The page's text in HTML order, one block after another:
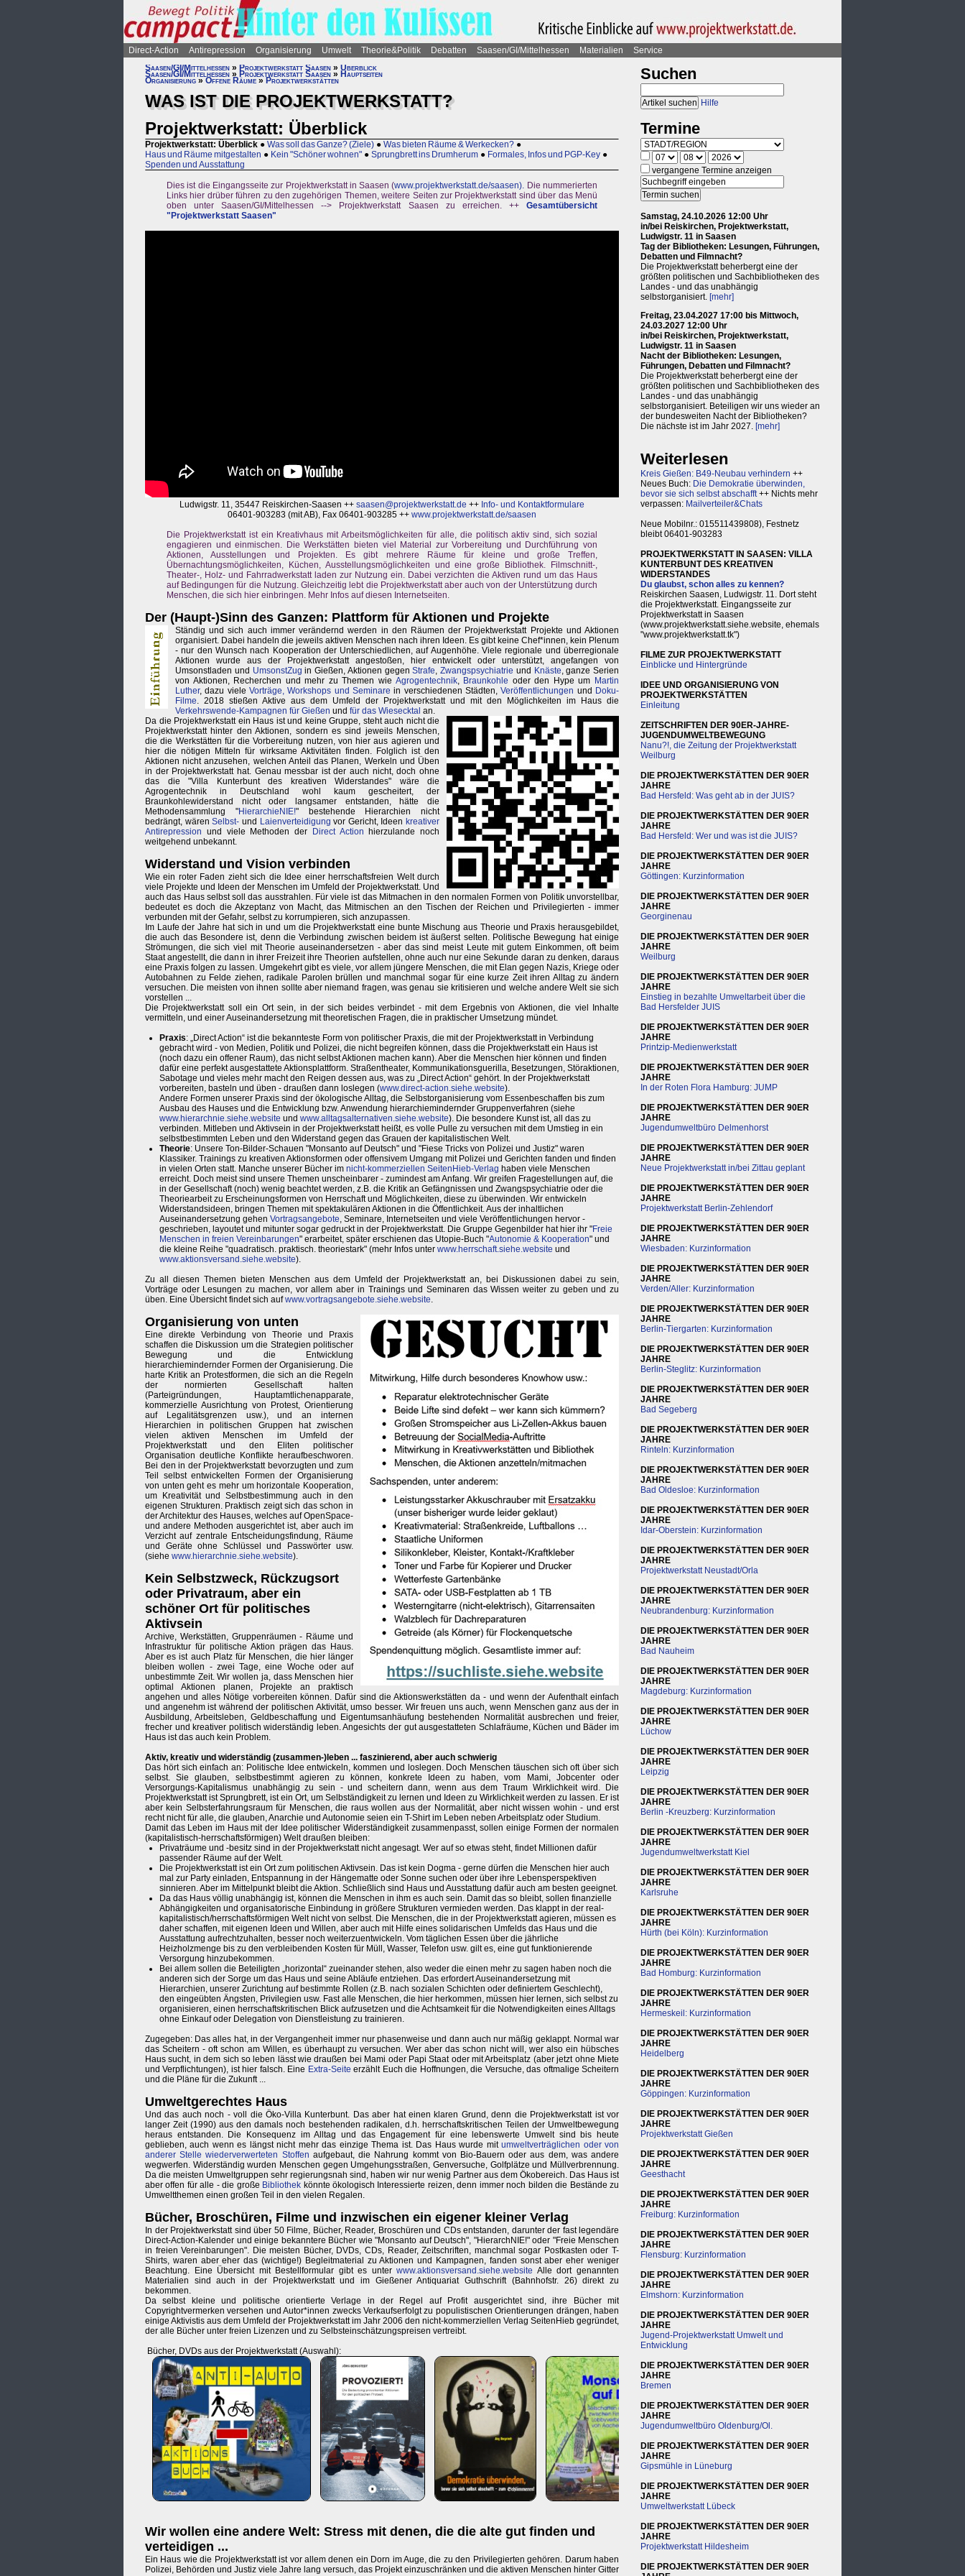
Direct-Action Antirepression Organisierung Umwelt Theorie&Politik Debatten Saasen/GI/Mittelhessen Materialien
Service
Saasen/GI/Mittelhessen » Projektwerkstatt Saasen » Überblick
Saasen/GI/Mittelhessen » Projektwerkstatt Saasen » Hauptseiten
Organisierung » Offene Räume » Projektwerkstätten
WAS IST DIE PROJEKTWERKSTATT?
Projektwerkstatt: Überblick
Projektwerkstatt: Überblick ● Was soll das Ganze? (Ziele) ● Was bieten Räume & Werkecken? ●
Haus und Räume mitgestalten ● Kein "Schöner wohnen" ● Sprungbrett ins Drumherum ● Formales, Infos und PGP-Key ●
Spenden und Ausstattung
Dies ist die Eingangsseite zur Projektwerkstatt in Saasen (www.projektwerkstatt.de/saasen). Die nummerierten
Links hier drüber führen zu den zugehörigen Themen, weitere Seiten zur Projektwerkstatt sind über das Menü
oben unter Saasen/GI/Mittelhessen --> Projektwerkstatt Saasen zu erreichen. ++ Gesamtübersicht
"Projektwerkstatt Saasen"
Ludwigstr. 11, 35447 Reiskirchen-Saasen ++ saasen@projektwerkstatt.de ++ Info- und Kontaktformulare
06401-903283 (mit AB), Fax 06401-903285 ++ www.projektwerkstatt.de/saasen
Die Projektwerkstatt ist ein Kreativhaus mit Arbeitsmöglichkeiten für alle, die politisch aktiv sind, sich sozial
engagieren und einmischen. Die Werkstätten bieten viel Material zur Vorbereitung und Durchführung von
Aktionen, Ausstellungen und Projekten. Es gibt mehrere Räume für kleine und große Treffen,
Übernachtungsmöglichkeiten, Küchen, Ausstellungsmöglichkeiten und eine große Bibliothek. Filmschnitt-,
Theater-, Holz- und Fahrradwerkstatt laden zur Nutzung ein. Dabei verzichten die Aktiven rund um das Haus
auf Bedingungen für die Nutzung. Gleichzeitig lebt die Projektwerkstatt aber auch von der Unterstützung durch
Menschen, die sich hier einbringen. Mehr Infos auf diesen Internetseiten.
Der (Haupt-)Sinn des Ganzen: Plattform für Aktionen und Projekte
Ständig und sich auch immer verändernd werden in den Räumen der Projektwerkstatt Projekte und Aktionen
organisiert. Dabei handeln die jeweils aktiven Menschen nach ihren Ideen. Es gibt keine Chef*innen, kein Plenum
- nur den Wunsch nach Kooperation der Unterschiedlichen, auf Augenhöhe. Viele regionale und überregionale
Aktionen wurde aus der Projektwerkstatt angestoßen, hier entwickelt oder unterstützt, angefangen von
Umsonstladen und UmsonstZug in Gießen, Aktionen gegenStrafe, Zwangspsychiatrie und Knäste, ganze Serien
von Aktionen, Recherchen und mehr zu Themen wie Agrogentechnik, Braunkohle oder den Hype um Martin
Luther, dazu viele Vorträge, Workshops und Seminare in verschiedenen Städten,Veröffentlichungen und Doku-
Filme. 2018 stießen Aktive aus dem Umfeld der Projektwerkstatt und mit den Möglichkeiten im Haus die
Verkehrswende-Kampagnen für Gießen und für das Wiesecktal an.
Da die Projektwerkstatt ein Haus ist und keine Gruppe, steht auch nicht die
Projektwerkstatt hinter den Aktionen, sondern es sind jeweils Menschen,
die die Werkstätten für die Vorbereitung nutzen, von hier aus agieren und
hier die nötigen Mitteln für wirksame Aktivitäten finden. Folglich ist den
Aktionen nicht anzusehen, welchen Anteil das Planen, Werkeln und Üben
in der Projektwerkstatt hat. Genau messbar ist der auch nicht, doch ohne
das die "Villa Kunterbunt des kreativen Widerstandes" wäre die
Agrogentechnik in Deutschland wohl kaum gescheitert, der
Braunkohlewiderstand nicht oder langsamer entstanden, hätte die
Methodensammlung "HierarchieNIE!" bestehende Hierarchien nicht
bedrängt, wärenSelbst- und Laienverteidigung vor Gericht, Ideen kreativer
Antirepression und viele Methoden der Direct Action hierzulande noch
weitgehend unbekannt.
Widerstand und Vision verbinden
Wie ein roter Faden zieht sich die Idee einer herrschaftsfreien Welt durch
viele Projekte und Ideen der Menschen im Umfeld der Projektwerkstatt. Und
auch das Haus selbst soll das ausstrahlen. Für viele ist das Mitmachen in den normalen Formen von Politik unvorstellbar,
bedeutet es doch die Akzeptanz von Macht, das Mitmischen an den Tischen der Reichen und Privilegierten - immer
verbunden mit der Gefahr, selbst zu korrumpieren, sich anzupassen.
Im Laufe der Jahre hat sich in und um die Projektwerkstatt eine bunte Mischung aus Theorie und Praxis herausgebildet,
die auch das Besondere ist, denn die Verbindung zwischen beidem ist äußerst selten. Politische Bewegung hat einige
Strömungen, die sich viel mit Theorie auseinandersetzen - aber das sind meist Leute mit gutem Einkommen, oft beim
Staat angestellt, die dann in ihrer Freizeit ihre Theorien aufstellen, ohne auch nur eine Sekunde daran zu denken, daraus
eine Praxis folgen zu lassen. Umgekehrt gibt es viele, vor allem jüngere Menschen, die mit Elan gegen Nazis, Kriege oder
Autobahnen zu Felde ziehen, radikale Parolen brüllen und manchmal sogar für eine kurze Zeit ihren Alltag zu ändern
versuchen. Die meisten von ihnen sollte aber niemand fragen, was genau sie kritisieren und welche andere Welt sie sich
vorstellen ...
Die Projektwerkstatt soll ein Ort sein, in der sich beides verbindet - mit dem Ergebnis von Aktionen, die viel Inhalte
vermitteln, und einer Auseinandersetzung mit theoretischen Fragen, die in praktischer Umsetzung mündet.
Praxis: „Direct Action“ ist die bekannteste Form von politischer Praxis, die mit der Projektwerkstatt in Verbindung
gebracht wird - von Medien, Politik und Polizei, die nicht begreifen können, dass die Projektwerkstatt ein Haus ist
(noch dazu ein offener Raum), das nicht selbst Aktionen machen kann). Aber die Menschen hier können und finden
dafür eine perfekt ausgestattete Aktionsplattform. Straßentheater, Kommunikationsguerilla, Besetzungen, Störaktionen,
Sabotage und vieles mehr macht den Reigen dessen aus, was zu „Direct Action“ gehört. In der Projektwerkstatt
vorbereiten, basteln und üben - draußen dann loslegen (www.direct-action.siehe.website).
Andere Formen unserer Praxis sind der ökologische Alltag, die Selbstorganisierung vom Essenbeschaffen bis zum
Ausbau des Hauses und die Entwicklung bzw. Anwendung hierarchiemindernder Gruppenverfahren (siehe
www.hierarchnie.siehe.website und www.alltagsalternativen.siehe.website). Die besondere Kunst ist, all das zu
verbinden. Mitleben und Aktivsein in der Projektwerkstatt heißt, es volle Pulle zu versuchen mit dem Umstieg in ein
selbstbestimmten Leben und den Widerstand gegen das Grauen der kapitalistischen Welt.
Theorie: Unsere Ton-Bilder-Schauen "Monsanto auf Deutsch" und "Fiese Tricks von Polizei und Justiz" waren
Klassiker. Trainings zu kreativen Aktionsformen oder offensivem Umgang mit Polizei und Gerichten fanden und finden
in vielen Orten statt. Manche unserer Bücher im nicht-kommerziellen SeitenHieb-Verlag haben viele Menschen
erreicht. Doch meist sind unsere Themen unscheinbarer - zumindest am Anfang. Wir greifen Fragestellungen auf, die
in der Gesellschaft (noch) wenig beachtet werden, z.B. die Kritik an Gefängnissen und Zwangspsychiatrie oder die
Theoriearbeit zu Erscheinungsformen von Herrschaft und Möglichkeiten, diese zu überwinden. Wir entwickeln
Widerstandsideen, bringen Themen mit spektakulären Aktionen in die Öffentlichkeit. Aus der inhaltlichen
Auseinandersetzung gehen Vortragsangebote, Seminare, Internetseiten und viele Veröffentlichungen hervor -
geschrieben, layoutet und mitunter sogar gedruckt in der Projektwerkstatt. Die Gruppe Gegenbilder hat hier ihr "Freie
Menschen in freien Vereinbarungen" erarbeitet, später erschienen das Utopie-Buch "Autonomie & Kooperation" und
die kleine Reihe "quadratisch. praktisch. theoriestark" (mehr Infos unter www.herrschaft.siehe.website und
www.aktionsversand.siehe.website).
Zu all diesen Themen bieten Menschen aus dem Umfeld der Projektwerkstatt an, bei Diskussionen dabei zu sein,
Vorträge oder Lesungen zu machen, vor allem aber in Trainings und Seminaren das Wissen weiter zu geben und zu
üben. Eine Übersicht findet sich aufwww.vortragsangebote.siehe.website.
Organisierung von unten
Eine direkte Verbindung von Theorie und Praxis
schaffen die Diskussion um die Strategien politischer
Bewegung und die Entwicklung
hierarchiemindernder Formen der Organisierung. Die
harte Kritik an Protestformen, die sich an die Regeln
der normierten Gesellschaft halten
(Parteigründungen, Hauptamtlichenapparate,
kommerzielle Ausrichtung von Protest, Orientierung
auf Legalitätsgrenzen usw.), und an internen
Hierarchien in politischen Gruppen hat zwischen
vielen aktiven Menschen im Umfeld der
Projektwerkstatt und den Eliten politischer
Organisation deutliche Konflikte heraufbeschworen.
Bei den in der Projektwerkstatt bevorzugten und zum
Teil selbst entwickelten Formen der Organisierung
von unten geht es mehr um horizontale Kooperation,
um Kreativität und Selbstbestimmung auch in den
eigenen Strukturen. Praktisch zeigt sich das schon in
der Architektur des Hauses, welches auf OpenSpace-
und andere Methoden ausgerichtet ist, aber auch im
Verzicht auf zentrale Entscheidungsfindung, Räume
und Geräte ohne Schlüssel und Passwörter usw.
(siehe www.hierarchnie.siehe.website).
Kein Selbstzweck, Rückzugsort
oder Privatraum, aber ein
schöner Ort für politisches
Aktivsein
Archive, Werkstätten, Gruppenräumen - Räume und
Infrastruktur für politische Aktion prägen das Haus.
Aber es ist auch Platz für Menschen, die hier länger
bleiben wollen - zwei Tage, eine Woche oder auf
unbestimmte Zeit. Wir wollen ja, dass Menschen hier
optimal Aktionen planen, Projekte an praktisch
angehen und alles Nötige vorbereiten können. Dafür sind die Aktionswerkstätten da - und wenn der Aufenthalt einfach
und angenehm ist während der politischen Aktivität, umso besser. Wir freuen uns auch, wenn Menschen ganz aus der in
Ausbildung, Arbeitsleben, Geldbeschaffung und Eigentumsanhäufung bestehenden Normalität ausbrechen und freier,
frecher und kreativer politisch widerständig leben. Angesichts der gut ausgestatteten Schlafräume, Küchen und Bäder im
Haus ist das auch kein Problem.
Aktiv, kreativ und widerständig (zusammen-)leben ... faszinierend, aber auch schwierig
Das hört sich einfach an: Politische Idee entwickeln, kommen und loslegen. Doch Menschen täuschen sich oft über sich
selbst. Sie glauben, selbstbestimmt agieren zu können, konkrete Ideen zu haben, vom Mami, Jobcenter oder
Versorgungs-Kapitalismus unabhängig zu sein - und scheitern dann, wenn aus dem Traum Wirklichkeit wird. Die
Projektwerkstatt ist Sprungbrett, ist ein Ort, um Selbständigkeit zu lernen und Ideen zu Wirklichkeit werden zu lassen. Er ist
aber kein Selbsterfahrungsraum für Menschen, die raus wollen aus der Normalität, aber nicht wissen wohin - und erst
recht nicht für alle, die glauben, Anarchie und Autonomie seien ein T-Shirt im Leben neben Arbeitsplatz oder Studium.
Damit das Leben im Haus mit der Idee politischer Widerständigkeit zusammenpasst, sollen einige Formen der normalen
(kapitalistisch-herrschaftsförmigen) Welt draußen bleiben:
Privaträume und -besitz sind in der Projektwerkstatt nicht angesagt. Wer auf so etwas steht, findet Millionen dafür
passender Räume auf der Welt.
Die Projektwerkstatt ist ein Ort zum politischen Aktivsein. Das ist kein Dogma - gerne dürfen die Menschen hier auch
mal zur Party einladen, Entspannung in der Hängematte oder Sonne suchen oder über ihre Lebensperspektiven
sinnieren. Aber im Mittelpunkt bleibt die Aktion. Schließlich sind Haus und Ausstattung dafür auch am besten geeignet.
Da das Haus völlig unabhängig ist, können die Menschen in ihm es auch sein. Damit das so bleibt, sollen finanzielle
Abhängigkeiten und organisatorische Einbindung in größere Strukturen vermieden werden. Das klappt in der real-
kapitalistisch/herrschaftsförmigen Welt nicht von selbst. Die Menschen, die in der Projektwerkstatt agieren, müssen es
daher schaffen, mit eigenen Ideen und Willen, aber auch mit Hilfe eines solidarischen Umfelds das Haus und die
Ausstattung aufrechtzuhalten, besser noch weiterzuentwickeln. Vom täglichen Essen über die jährliche
Heizholzmenge bis zu den verbleibenden Kosten für Müll, Wasser, Telefon usw. gilt es, eine gut funktionierende
Versorgung hinzubekommen.
Bei allem sollen die Beteiligten „horizontal“ zueinander stehen, also weder die einen mehr zu sagen haben noch die
anderen sich der Sorge um das Haus und seine Abläufe entziehen. Das erfordert Auseinandersetzung mit
Hierarchien, unserer Zurichtung auf bestimmte Rollen (z.B. nach sozialen Schichten oder definiertem Geschlecht),
den eingeübten Ängsten, Privilegien usw. Fast alle Menschen, die hier herkommen, müssen hier lernen, sich selbst zu
organisieren, einen herrschaftskritischen Blick aufzusetzen und die Achtsamkeit für die Notwendigkeiten eines Alltags
ohne Einkauf oder Delegation von Dienstleistung zu trainieren.
Zugegeben: Das alles hat, in der Vergangenheit immer nur phasenweise und dann auch nur mäßig geklappt. Normal war
das Scheitern - oft schon am Willen, es überhaupt zu versuchen. Wer aber das schon nicht will, wer also ein hübsches
Haus sucht, in dem sich so leben lässt wie draußen bei Mami oder Papi Staat oder mit Arbeitsplatz (aber jetzt ohne Miete
und Verpflichtungen), ist hier falsch. Eine Extra-Seite erzählt Euch die Hoffnungen, die Versuche, das oftmalige Scheitern
und die Pläne für die Zukunft ...
Umweltgerechtes Haus
Und das auch noch - voll die Öko-Villa Kunterbunt. Das aber hat einen klaren Grund, denn die Projektwerkstatt ist vor
langer Zeit (1990) aus den damals noch bestehenden radikalen, d.h. herrschaftskritischen Teilen der Umweltbewegung
heraus entstanden. Die Konsequenz im Alltag und das Engagement für eine lebenswerte Umwelt sind bis heute
geblieben, auch wenn es längst nicht mehr das einzige Thema ist. Das Haus wurde mitumweltverträglichen oder von
anderer Stelle wiederverwerteten Stoffen aufgebaut, die Nahrung kommt von Bio-Bauern oder aus dem, was andere
wegwerfen. Widerständig wurden Menschen gegen Umgehungsstraßen, Genversuche, Golfplätze und Müllverbrennung.
Da die meisten Umweltgruppen sehr regierungsnah sind, haben wir nur wenig Partner aus dem Ökobereich. Das Haus ist
aber offen für alle - die große Bibliothek könnte ökologisch Interessierte reizen, denn immer noch bilden die Bestände zu
Umweltthemen einen großen Teil in den vielen Regalen.
Bücher, Broschüren, Filme und inzwischen ein eigener kleiner Verlag
In der Projektwerkstatt sind über 50 Filme, Bücher, Reader, Broschüren und CDs entstanden, darunter der fast legendäre
Direct-Action-Kalender und einige bekanntere Bücher wie "Monsanto auf Deutsch", "HierarchNIE!" oder "Freie Menschen
in freien Vereinbarungen". Die meisten Bücher, DVDs, CDs, Reader, Zeitschriften, manchmal sogar Postkasten oder T-
Shirts, waren aber eher das (wichtige!) Begleitmaterial zu Aktionen und Kampagnen, fanden sonst aber eher weniger
Beachtung. Eine Übersicht mit Bestellformular gibt es unterwww.aktionsversand.siehe.website Alle dort genannten
Materialien sind auch in der Projektwerkstatt und im Gießener Antiquariat Guthschrift (Bahnhofstr. 26) direkt zu
bekommen.
Da selbst kleine und politische orientierte Verlage in der Regel auf Profit ausgerichtet sind, ihre Bücher mit
Copyrightvermerken versehen und Autor*innen zwecks Verkaufserfolgt zu populistischen Orientierungen drängen, haben
einige Aktivistis aus dem Umfeld der Projektwerkstatt im Jahr 2006 den nicht-kommerziellen Verlag SeitenHieb gegründet,
der alle Bücher unter freien Lizenzen und zu Selbsteinschätzungspreisen vertreibt.
Bücher, DVDs aus der Projektwerkstatt (Auswahl):
Wir wollen eine andere Welt: Stress mit denen, die die alte gut finden und
verteidigen ...
Ein Haus wie die Projektwerkstatt ist vor allem denen ein Dorn im Auge, die zu den Privilegierten gehören. Darum haben
Polizei, Behörden und Justiz viele Jahre lang versuch, das Projekt einzuschränken und die aktiven Menschen hinter Gitter
Suchen
Hilfe
Termine
vergangene Termine anzeigen
Samstag, 24.10.2026 12:00 Uhr
in/bei Reiskirchen, Projektwerkstatt,
Ludwigstr. 11 in Saasen
Tag der Bibliotheken: Lesungen, Führungen,
Debatten und Filmnacht?
Die Projektwerkstatt beherbergt eine der
größten politischen und Sachbibliotheken des
Landes - und das unabhängig
selbstorganisiert. [mehr]
Freitag, 23.04.2027 17:00 bis Mittwoch,
24.03.2027 12:00 Uhr
in/bei Reiskirchen, Projektwerkstatt,
Ludwigstr. 11 in Saasen
Nacht der Bibliotheken: Lesungen,
Führungen, Debatten und Filmnacht?
Die Projektwerkstatt beherbergt eine der
größten politischen und Sachbibliotheken des
Landes - und das unabhängig
selbstorganisiert. Beteiligen wir uns wieder an
der bundesweiten Nacht der Bibliotheken?
Die nächste ist im Jahr 2027. [mehr]
Weiterlesen
Kreis Gießen: B49-Neubau verhindern ++
Neues Buch: Die Demokratie überwinden,
bevor sie sich selbst abschafft++ Nichts mehr
verpassen: Mailverteiler&Chats
Neue Mobilnr.: 015511439808), Festnetz
bleibt 06401-903283
PROJEKTWERKSTATT IN SAASEN: VILLA
KUNTERBUNT DES KREATIVEN
WIDERSTANDES
Du glaubst, schon alles zu kennen?
Reiskirchen Saasen, Ludwigstr. 11. Dort steht
die Projektwerkstatt. Eingangsseite zur
Projektwerkstatt in Saasen
(www.projektwerkstatt.siehe.website, ehemals
"www.projektwerkstatt.tk")
FILME ZUR PROJEKTWERKSTATT
Einblicke und Hintergründe
IDEE UND ORGANISIERUNG VON
PROJEKTWERKSTÄTTEN
Einleitung
ZEITSCHRIFTEN DER 90ER-JAHRE-
JUGENDUMWELTBEWEGUNG
Nanu?!, die Zeitung der Projektwerkstatt
Weilburg
DIE PROJEKTWERKSTÄTTEN DER 90ER
JAHRE
Bad Hersfeld: Was geht ab in der JUIS?
DIE PROJEKTWERKSTÄTTEN DER 90ER
JAHRE
Bad Hersfeld: Wer und was ist die JUIS?
DIE PROJEKTWERKSTÄTTEN DER 90ER
JAHRE
Göttingen: Kurzinformation
DIE PROJEKTWERKSTÄTTEN DER 90ER
JAHRE
Georginenau
DIE PROJEKTWERKSTÄTTEN DER 90ER
JAHRE
Weilburg
DIE PROJEKTWERKSTÄTTEN DER 90ER
JAHRE
Einstieg in bezahlte Umweltarbeit über die
Bad Hersfelder JUIS
DIE PROJEKTWERKSTÄTTEN DER 90ER
JAHRE
Printzip-Medienwerkstatt
DIE PROJEKTWERKSTÄTTEN DER 90ER
JAHRE
In der Roten Flora Hamburg: JUMP
DIE PROJEKTWERKSTÄTTEN DER 90ER
JAHRE
Jugendumweltbüro Delmenhorst
DIE PROJEKTWERKSTÄTTEN DER 90ER
JAHRE
Neue Projektwerkstatt in/bei Zittau geplant
DIE PROJEKTWERKSTÄTTEN DER 90ER
JAHRE
Projektwerkstatt Berlin-Zehlendorf
DIE PROJEKTWERKSTÄTTEN DER 90ER
JAHRE
Wiesbaden: Kurzinformation
DIE PROJEKTWERKSTÄTTEN DER 90ER
JAHRE
Verden/Aller: Kurzinformation
DIE PROJEKTWERKSTÄTTEN DER 90ER
JAHRE
Berlin-Tiergarten: Kurzinformation
DIE PROJEKTWERKSTÄTTEN DER 90ER
JAHRE
Berlin-Steglitz: Kurzinformation
DIE PROJEKTWERKSTÄTTEN DER 90ER
JAHRE
Bad Segeberg
DIE PROJEKTWERKSTÄTTEN DER 90ER
JAHRE
Rinteln: Kurzinformation
DIE PROJEKTWERKSTÄTTEN DER 90ER
JAHRE
Bad Oldesloe: Kurzinformation
DIE PROJEKTWERKSTÄTTEN DER 90ER
JAHRE
Idar-Oberstein: Kurzinformation
DIE PROJEKTWERKSTÄTTEN DER 90ER
JAHRE
Projektwerkstatt Neustadt/Orla
DIE PROJEKTWERKSTÄTTEN DER 90ER
JAHRE
Neubrandenburg: Kurzinformation
DIE PROJEKTWERKSTÄTTEN DER 90ER
JAHRE
Bad Nauheim
DIE PROJEKTWERKSTÄTTEN DER 90ER
JAHRE
Magdeburg: Kurzinformation
DIE PROJEKTWERKSTÄTTEN DER 90ER
JAHRE
Lüchow
DIE PROJEKTWERKSTÄTTEN DER 90ER
JAHRE
Leipzig
DIE PROJEKTWERKSTÄTTEN DER 90ER
JAHRE
Berlin -Kreuzberg: Kurzinformation
DIE PROJEKTWERKSTÄTTEN DER 90ER
JAHRE
Jugendumweltwerkstatt Kiel
DIE PROJEKTWERKSTÄTTEN DER 90ER
JAHRE
Karlsruhe
DIE PROJEKTWERKSTÄTTEN DER 90ER
JAHRE
Hürth (bei Köln): Kurzinformation
DIE PROJEKTWERKSTÄTTEN DER 90ER
JAHRE
Bad Homburg: Kurzinformation
DIE PROJEKTWERKSTÄTTEN DER 90ER
JAHRE
Hermeskeil: Kurzinformation
DIE PROJEKTWERKSTÄTTEN DER 90ER
JAHRE
Heidelberg
DIE PROJEKTWERKSTÄTTEN DER 90ER
JAHRE
Göppingen: Kurzinformation
DIE PROJEKTWERKSTÄTTEN DER 90ER
JAHRE
Projektwerkstatt Gießen
DIE PROJEKTWERKSTÄTTEN DER 90ER
JAHRE
Geesthacht
DIE PROJEKTWERKSTÄTTEN DER 90ER
JAHRE
Freiburg: Kurzinformation
DIE PROJEKTWERKSTÄTTEN DER 90ER
JAHRE
Flensburg: Kurzinformation
DIE PROJEKTWERKSTÄTTEN DER 90ER
JAHRE
Elmshorn: Kurzinformation
DIE PROJEKTWERKSTÄTTEN DER 90ER
JAHRE
Jugend-Projektwerkstatt Umwelt und
Entwicklung
DIE PROJEKTWERKSTÄTTEN DER 90ER
JAHRE
Bremen
DIE PROJEKTWERKSTÄTTEN DER 90ER
JAHRE
Jugendumweltbüro Oldenburg/Ol.
DIE PROJEKTWERKSTÄTTEN DER 90ER
JAHRE
Gipsmühle in Lüneburg
DIE PROJEKTWERKSTÄTTEN DER 90ER
JAHRE
Umweltwerkstatt Lübeck
DIE PROJEKTWERKSTÄTTEN DER 90ER
JAHRE
Projektwerkstatt Hildesheim
DIE PROJEKTWERKSTÄTTEN DER 90ER